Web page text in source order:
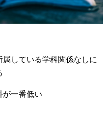
属している学科関係なしに
一番低い